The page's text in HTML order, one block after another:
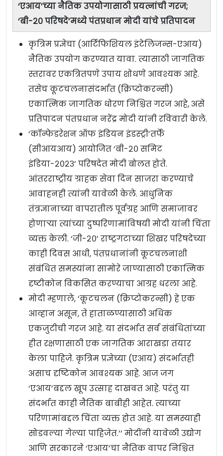
‘एआय’च्या नैतिक उपयोगासाठी प्रयत्नांची गरज;
‘बी-२० परिषदे’मध्ये पंतप्रधान मोदी यांचे प्रतिपादन
कृत्रिम प्रज्ञेचा (आर्टिफिशियल इंटेलिजन्स-एआय)
नैतिक उपयोग करण्यात यावा. त्यासाठी जागतिक
स्तरावर एकत्रितपणे उपाय शोधणे आवश्यक आहे.
तसेच कूटचलनासंदर्भात (क्रिप्टोकरन्सी)
एकात्मिक जागतिक धोरण निश्चित गरज आहे, असे
प्रतिपादन पंतप्रधान नरेंद्र मोदी यांनी रविवारी केले.
‘कॉन्फेडरेशन ऑफ इंडियन इंडस्ट्री’तर्फे
(सीआयआय) आयोजित ‘बी-२० समिट
इंडिया-२०२३’ परिषदेत मोदी बोलत होते.
आंतरराष्ट्रीय ग्राहक सेवा दिन साजरा करण्याचे
आवाहनही त्यांनी यावेळी केले. आधुनिक
तंत्रज्ञानाच्या वापरातील पूर्वग्रह आणि समाजावर
होणाऱ्या त्यांच्या दुष्परिणामांविषयी मोदी यांनी चिंता
व्यक्त केली. ‘जी-२०’ राष्ट्रगटाच्या शिखर परिषदेच्या
काही दिवस आधी, पंतप्रधानांनी कूटचलनाशी
संबंधित समस्यांना सामोरे जाण्यासाठी एकात्मिक
दृष्टीकोन विकसित करण्याचा आग्रह धरला आहे.
मोदी म्हणाले, ‘कूटचलन (क्रिप्टोकरन्सी) हे एक
आव्हान असून, ते हाताळण्यासाठी अधिक
एकजुटीची गरज आहे. या संदर्भात सर्व संबंधितांच्या
हीत रक्षणासाठी एक जागतिक आराखडा तयार
केला पाहिजे. कृत्रिम प्रज्ञेच्या (एआय) संदर्भातही
असाच दृष्टिकोन आवश्यक आहे. आज जग
‘एआय’बद्दल खूप उत्साह दाखवत आहे. परंतु या
संदर्भात काही नैतिक बाबीही आहेत. त्याच्या
परिणामांबद्दल चिंता व्यक्त होत आहे. या समस्याही
सोडवल्या गेल्या पाहिजेत.’’ मोदींनी यावेळी उद्योग
आणि सरकारने ‘एआय’चा नैतिक वापर निश्चित